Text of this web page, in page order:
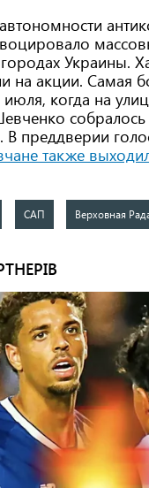
Украины.
на акции. Самая
июля, когда на
преддверии
также
САП Верховная